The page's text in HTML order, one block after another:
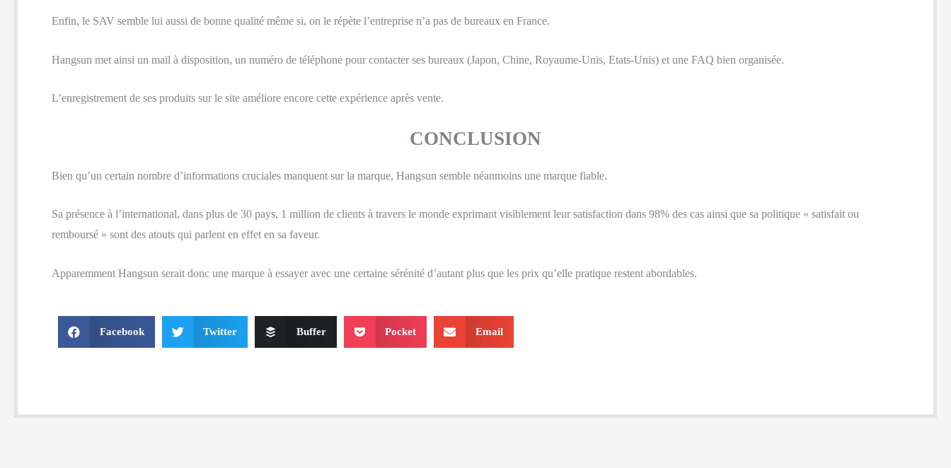
Enfin, le SAV semble lui aussi de bonne qualité même si, on le répète l’entreprise n’a pas de bureaux en France.
Hangsun met ainsi un mail à disposition, un numéro de téléphone pour contacter ses bureaux (Japon, Chine, Royaume-Unis, Etats-Unis) et une FAQ bien organisée.
L’enregistrement de ses produits sur le site améliore encore cette expérience après vente.
CONCLUSION
Bien qu’un certain nombre d’informations cruciales manquent sur la marque, Hangsun semble néanmoins une marque fiable.
Sa présence à l’international, dans plus de 30 pays, 1 million de clients à travers le monde exprimant visiblement leur satisfaction dans 98% des cas ainsi que sa politique « satisfait ou
remboursé » sont des atouts qui parlent en effet en sa faveur.
Apparemment Hangsun serait donc une marque à essayer avec une certaine sérénité d’autant plus que les prix qu’elle pratique restent abordables.
Facebook Twitter Buffer Pocket Email